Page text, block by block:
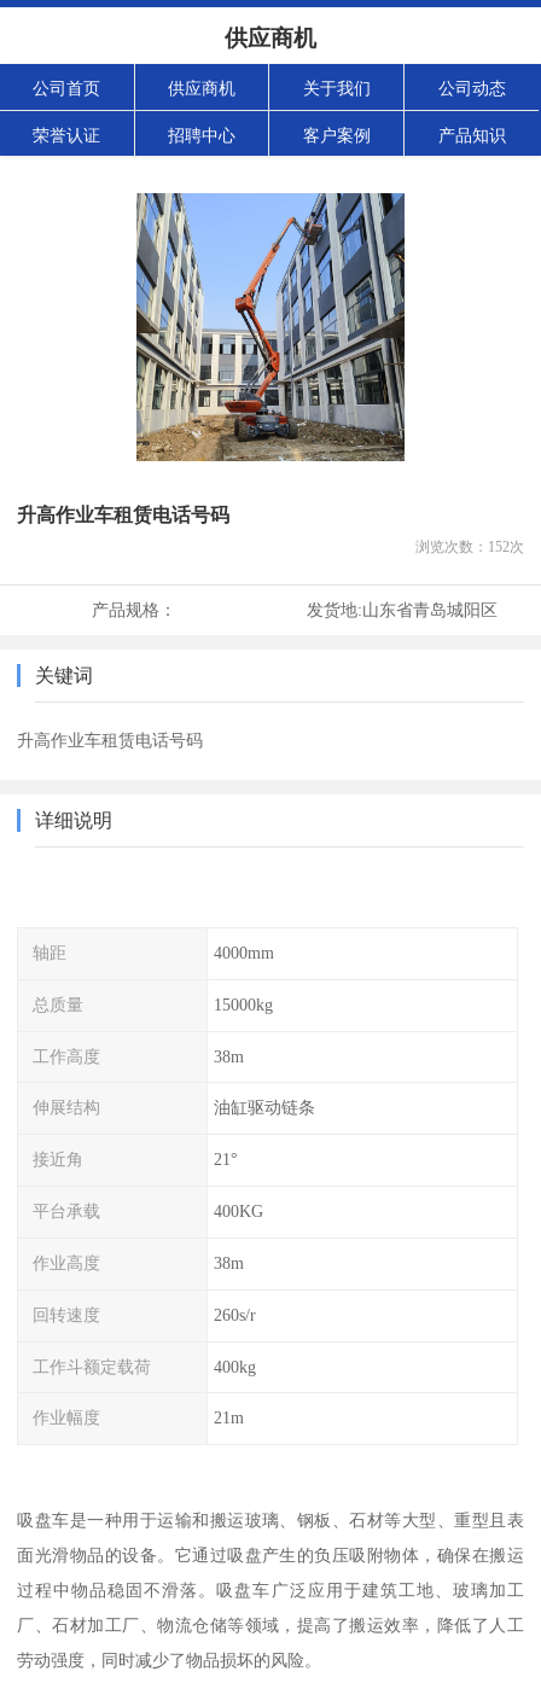
供应商机
公司首页 供应商机 关于我们 公司动态
荣誉认证 招聘中心 客户案例 产品知识
升高作业车租赁电话号码
浏览次数： 152次
产品规格： 发货地:山东省青岛城阳区
关键词
升高作业车租赁电话号码
详细说明
轴距 4000mm
总质量 15000kg
工作高度 38m
伸展结构 油缸驱动链条
接近角 21°
平台承载 400KG
作业高度 38m
回转速度 260s/r
工作斗额定载荷 400kg
作业幅度 21m
吸盘车是一种用于运输和搬运玻璃、钢板、石材等大型、重型且表
面光滑物品的设备。它通过吸盘产生的负压吸附物体，确保在搬运
过程中物品稳固不滑落。吸盘车广泛应用于建筑工地、玻璃加工
厂、石材加工厂、物流仓储等领域，提高了搬运效率，降低了人工
劳动强度，同时减少了物品损坏的风险。